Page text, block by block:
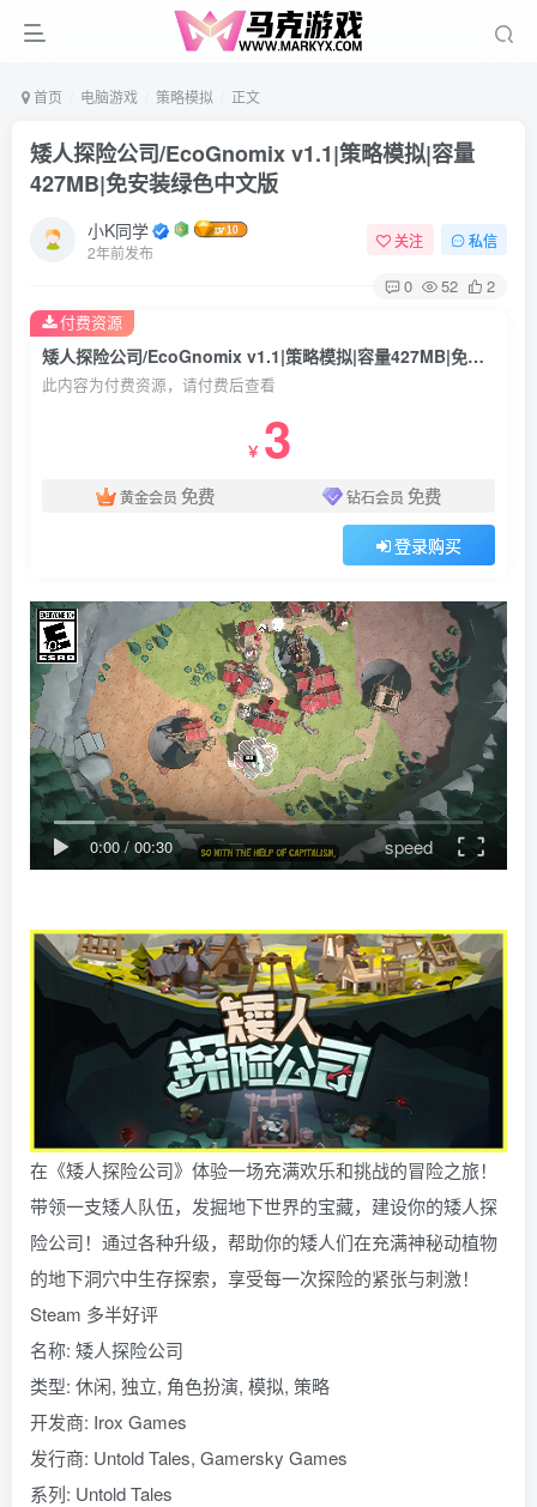
首页 电脑游戏 策略模拟 正文
矮人探险公司/EcoGnomix v1.1|策略模拟|容量
427MB|免安装绿色中文版
小K同学
2年前发布
关注 私信
0 52 2
矮人探险公司/EcoGnomix v1.1|策略模拟|容量427MB|免安装绿色中文版
此内容为付费资源，请付费后查看
￥ 3
黄金会员 免费 钻石会员 免费
登录购买
付费资源
0:00/ 00:30 speed
在《矮人探险公司》体验一场充满欢乐和挑战的冒险之旅！
带领一支矮人队伍，发掘地下世界的宝藏，建设你的矮人探
险公司！通过各种升级，帮助你的矮人们在充满神秘动植物
的地下洞穴中生存探索，享受每一次探险的紧张与刺激！
Steam 多半好评
名称: 矮人探险公司
类型: 休闲, 独立, 角色扮演, 模拟, 策略
开发商: Irox Games
发行商: Untold Tales, Gamersky Games
系列: Untold Tales